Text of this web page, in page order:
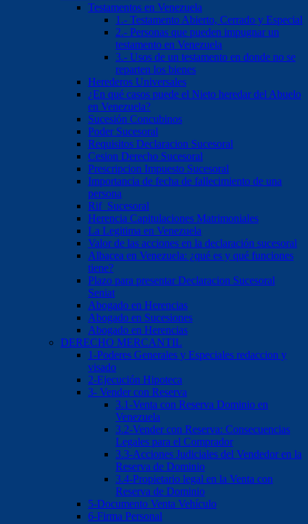
Testamentos en Venezuela
1.- Testamento Abierto, Cerrado y Especial
2.- Personas que pueden impugnar un
testamento en Venezuela
3.- Usos de un testamento en donde no se
reparten los bienes
Herederos Universales
¿En qué casos puede el Nieto heredar del Abuelo
en Venezuela?
Sucesión Concubinos
Poder Sucesoral
Requisitos Declaracion Sucesoral
Cesion Derecho Sucesoral
Prescripcion Impuesto Sucesoral
Importancia de fecha de fallecimiento de una
persona
Rif Sucesoral
Herencia Capitulaciones Matrimoniales
La Legitima en Venezuela
Valor de las acciones en la declaración sucesoral
Albacea en Venezuela: ¿qué es y qué funciones
tiene?
Plazo para presentar Declaracion Sucesoral
Seniat
Abogado en Herencias
Abogado en Sucesiones
Abogado en Herencias
DERECHO MERCANTIL
1-Poderes Generales y Especiales redaccion y
visado
2-Ejecución Hipoteca
3- Vender con Reserva
3.1-Venta con Reserva Dominio en
Venezuela
3.2-Vender con Reserva: Consecuencias
Legales para el Comprador
3.3-Acciones Judiciales del Vendedor en la
Reserva de Dominio
3.4-Propietario legal en la Venta con
Reserva de Dominio
5-Documento Venta Vehículo
6-Firma Personal